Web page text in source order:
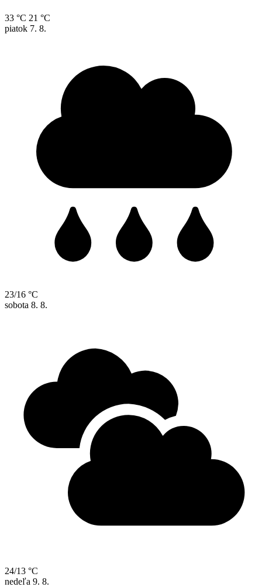
33 °C 21 °C
piatok 7. 8.
23/16 °C
sobota 8. 8.
24/13 °C
nedeľa 9. 8.